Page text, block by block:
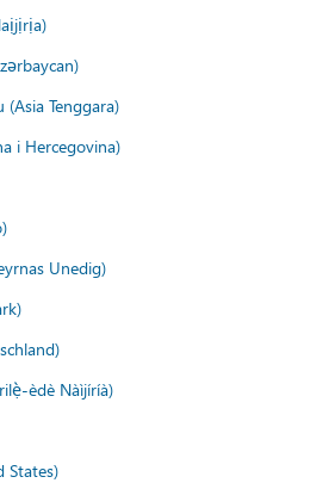
(Asia Tenggara)
i Hercegovina)
Unedig)
èdè Nàìjíríà)
States)